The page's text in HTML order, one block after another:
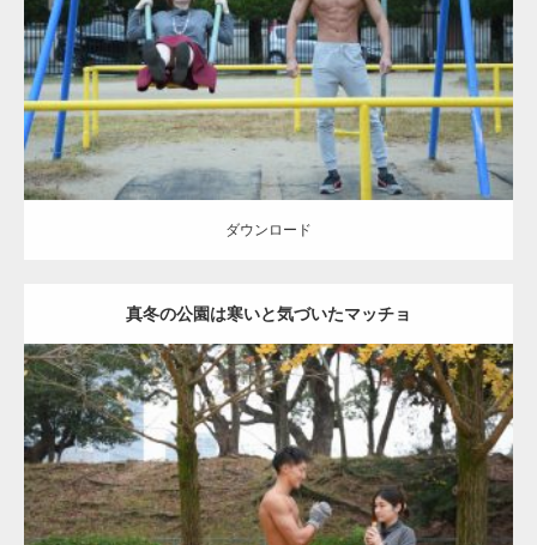
Category:公園のマッチョ その他 AKIHITO(細マッチョ) 腹筋 大胸筋
ダウンロード
ダウンロード
真冬の公園は寒いと気づいたマッチョ
Update: 2021.07.8
Category:公園のマッチョ その他 AKIHITO(細マッチョ) 上腕三頭筋
肩